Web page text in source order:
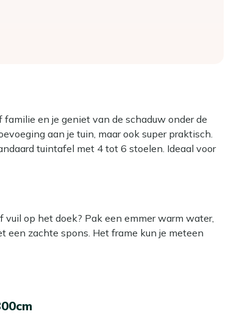
en je geniet van de schaduw onder de
aan je tuin, maar ook super praktisch.
tuintafel met 4 tot 6 stoelen. Ideaal voor
je tuin naar een hoger niveau te tillen? Zet de
Geen gedoe, maar snel genieten van
tegen alle weersinvloeden, zodat de kleur
op het doek? Pak een emmer warm water,
een zachte spons. Het frame kun je meteen
met onze Kees Smit Textiel & Rope
grondig te maken. Gebruik daarvoor onze